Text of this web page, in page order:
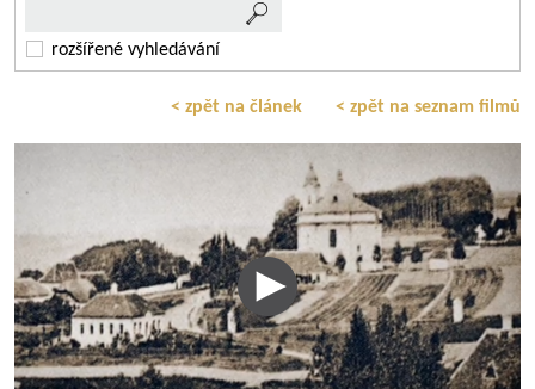
rozšířené vyhledávání
< zpět na článek < zpět na seznam filmů